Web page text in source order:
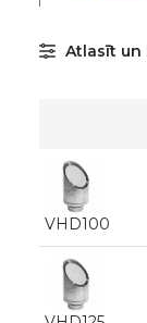
Atlasīt un
VHD100